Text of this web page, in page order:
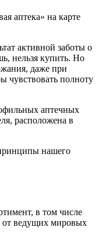
аптека» на карте
активной заботы о
нельзя купить. Но
даже при
чувствовать полноту
аптечных
расположена в
нашего
в том числе
от ведущих мировых